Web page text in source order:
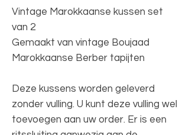
Vintage Marokkaanse kussen set
van 2
Gemaakt van vintage Boujaad
Marokkaanse Berber tapijten
Deze kussens worden geleverd
zonder vulling. U kunt deze vulling wel
toevoegen aan uw order. Er is een